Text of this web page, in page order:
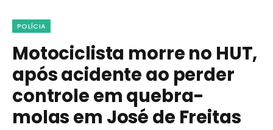
POLÍCIA
Motociclista morre no HUT,
após acidente ao perder
controle em quebra-
molas em José de Freitas